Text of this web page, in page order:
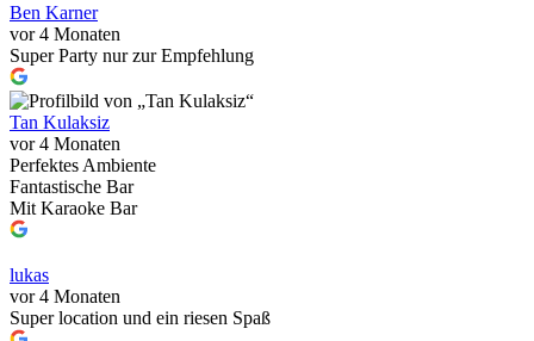
Ben Karner
vor 4 Monaten
Super Party nur zur Empfehlung
Tan Kulaksiz
vor 4 Monaten
Perfektes Ambiente
Fantastische Bar
Mit Karaoke Bar
lukas
vor 4 Monaten
Super location und ein riesen Spaß